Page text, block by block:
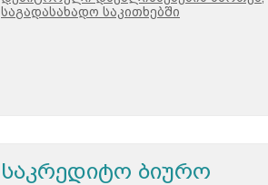
საგადასახადო საკითხებში
საკრედიტო ბიურო